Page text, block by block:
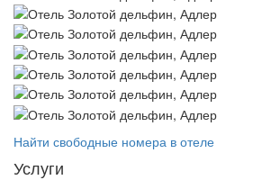
Найти свободные номера в отеле
Услуги